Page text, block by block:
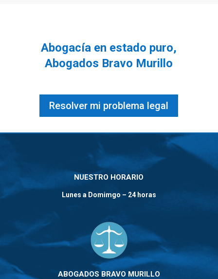
Abogacía en estado puro,
Abogados Bravo Murillo
Resolver mi problema legal
NUESTRO HORARIO
Lunes a Domimgo – 24 horas
ABOGADOS BRAVO MURILLO